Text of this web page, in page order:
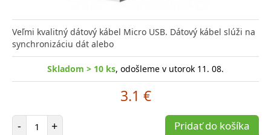
Veľmi kvalitný dátový kábel Micro USB. Dátový kábel slúži na
synchronizáciu dát alebo
Skladom > 10 ks, odošleme v utorok 11. 08.
3.1 €
- Počet položiek
+ Pridať do košíka